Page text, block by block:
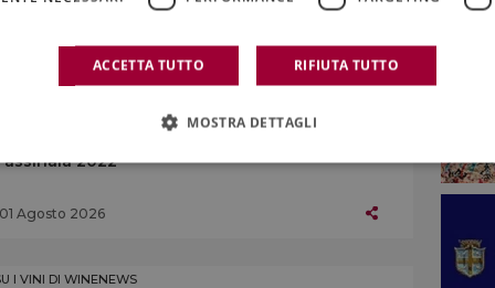
01 Agosto 2026
2022
01 Agosto 2026
I VINI DI WINENEWS
ACCETTA TUTTO RIFIUTA TUTTO
MOSTRA DETTAGLI